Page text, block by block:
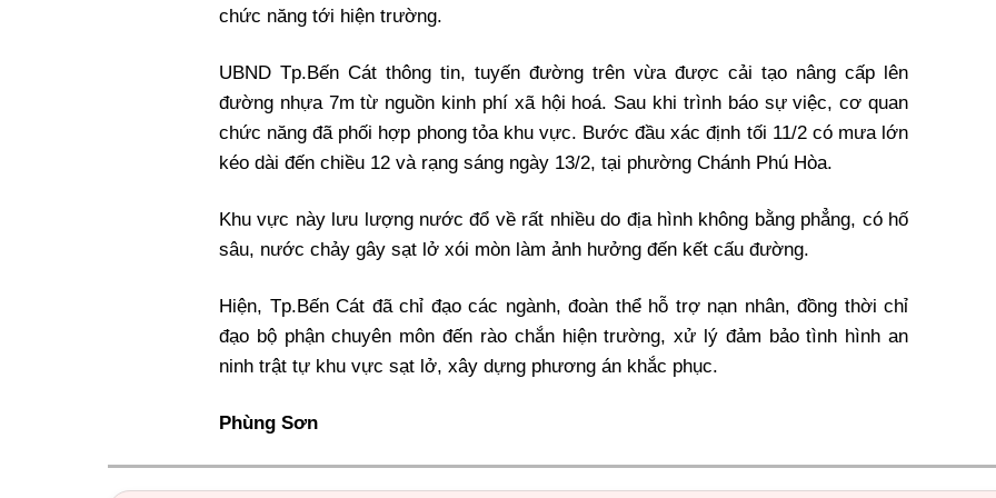
chức năng tới hiện trường.
UBND Tp.Bến Cát thông tin, tuyến đường trên vừa được cải tạo nâng cấp lên
đường nhựa 7m từ nguồn kinh phí xã hội hoá. Sau khi trình báo sự việc, cơ quan
chức năng đã phối hợp phong tỏa khu vực. Bước đầu xác định tối 11/2 có mưa lớn
kéo dài đến chiều 12 và rạng sáng ngày 13/2, tại phường Chánh Phú Hòa.
Khu vực này lưu lượng nước đổ về rất nhiều do địa hình không bằng phẳng, có hố
sâu, nước chảy gây sạt lở xói mòn làm ảnh hưởng đến kết cấu đường.
Hiện, Tp.Bến Cát đã chỉ đạo các ngành, đoàn thể hỗ trợ nạn nhân, đồng thời chỉ
đạo bộ phận chuyên môn đến rào chắn hiện trường, xử lý đảm bảo tình hình an
ninh trật tự khu vực sạt lở, xây dựng phương án khắc phục.
Phùng Sơn